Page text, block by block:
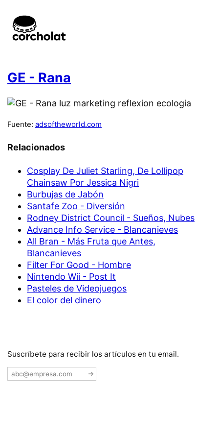
GE - Rana
Fuente: adsoftheworld.com
Relacionados
Cosplay De Juliet Starling, De Lollipop
Chainsaw Por Jessica Nigri
Burbujas de Jabón
Santafe Zoo - Diversión
Rodney District Council - Sueños, Nubes
Advance Info Service - Blancanieves
All Bran - Más Fruta que Antes,
Blancanieves
Filter For Good - Hombre
Nintendo Wii - Post It
Pasteles de Videojuegos
El color del dinero
Suscríbete para recibir los artículos en tu email.